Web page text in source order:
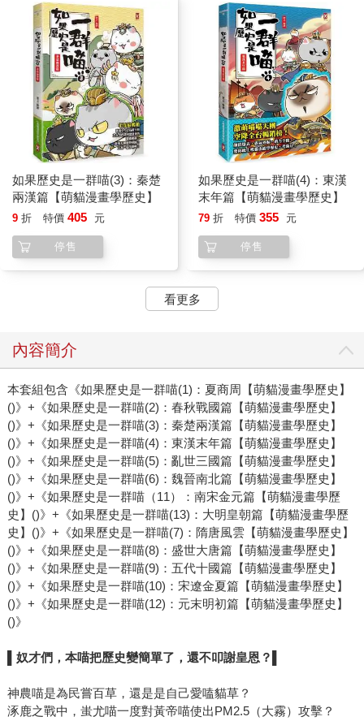
如果歷史是一群喵(3)：秦楚
兩漢篇【萌貓漫畫學歷史】
9 折 特價 405 元
停售
如果歷史是一群喵(4)：東漢
末年篇【萌貓漫畫學歷史】
79 折 特價 355 元
停售
看更多
內容簡介
本套組包含《如果歷史是一群喵(1)：夏商周【萌貓漫畫學歷史】
()》+《如果歷史是一群喵(2)：春秋戰國篇【萌貓漫畫學歷史】
()》+《如果歷史是一群喵(3)：秦楚兩漢篇【萌貓漫畫學歷史】
()》+《如果歷史是一群喵(4)：東漢末年篇【萌貓漫畫學歷史】
()》+《如果歷史是一群喵(5)：亂世三國篇【萌貓漫畫學歷史】
()》+《如果歷史是一群喵(6)：魏晉南北篇【萌貓漫畫學歷史】
()》+《如果歷史是一群喵（11）：南宋金元篇【萌貓漫畫學歷
史】()》+《如果歷史是一群喵(13)：大明皇朝篇【萌貓漫畫學歷
史】()》+《如果歷史是一群喵(7)：隋唐風雲【萌貓漫畫學歷史】
()》+《如果歷史是一群喵(8)：盛世大唐篇【萌貓漫畫學歷史】
()》+《如果歷史是一群喵(9)：五代十國篇【萌貓漫畫學歷史】
()》+《如果歷史是一群喵(10)：宋遼金夏篇【萌貓漫畫學歷史】
()》+《如果歷史是一群喵(12)：元末明初篇【萌貓漫畫學歷史】
()》
奴才們，本喵把歷史變簡單了，還不叩謝皇恩？
神農喵是為民嘗百草，還是是自己愛嗑貓草？
涿鹿之戰中，蚩尤喵一度對黃帝喵使出PM2.5（大霧）攻擊？